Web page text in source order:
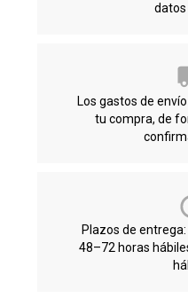
datos
Los gastos de
tu compra, de
Plazos de
48–72 horas